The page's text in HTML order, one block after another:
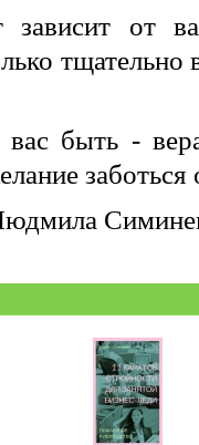
зависит от
быть -
заботься